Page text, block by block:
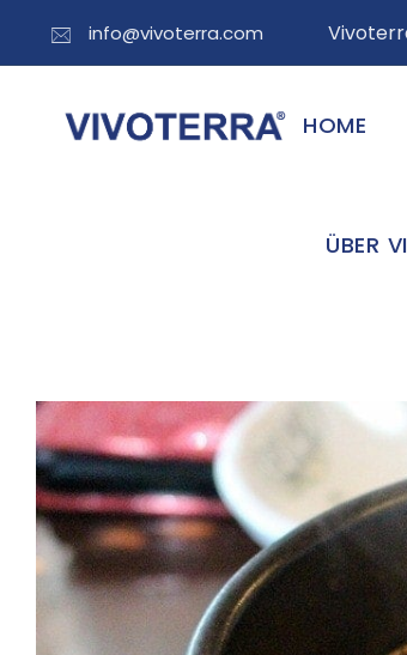
info@vivoterra.com
HOME
ÜBER